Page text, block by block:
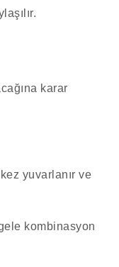
karar
yuvarlanır ve
kombinasyon